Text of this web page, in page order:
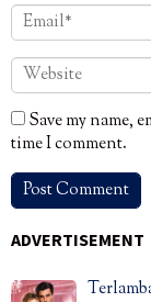
Save my name,
time I comment.
ADVERTISEMENT